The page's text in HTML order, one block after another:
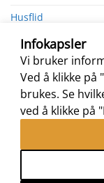
Infokapsler
Vi bruker
Ved å klikke på
brukes. Se
ved å klikke på
Husflid